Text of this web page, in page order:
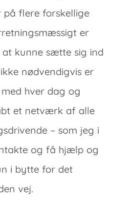
på flere forskellige
er
kunne sætte sig ind
nødvendigvis er
hver dag og
et netværk af alle
– som jeg i
og få hjælp og
i bytte for det
vej.